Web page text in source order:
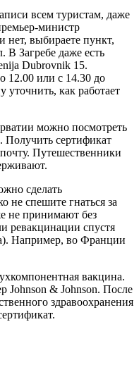
всем туристам, даже
министр
нет, выбираете пункт,
В Загребе даже есть
Dubrovnik 15.
12.00 или с 14.30 до
уточнить, как работает
можно посмотреть
Получить сертификат
Путешественники
сделать
не спешите гнаться за
не принимают без
ревакцинации спустя
Например, во Франции
вакцина.
Johnson & Johnson. После
здравоохранения